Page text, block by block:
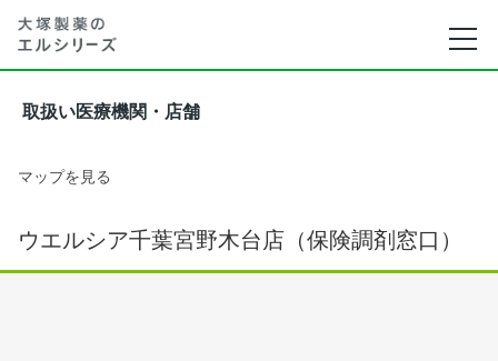
取扱い医療機関・店舗
マップを見る
ウエルシア千葉宮野木台店（保険調剤窓口）